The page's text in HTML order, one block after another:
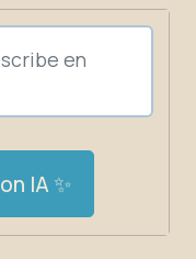
IA ✨